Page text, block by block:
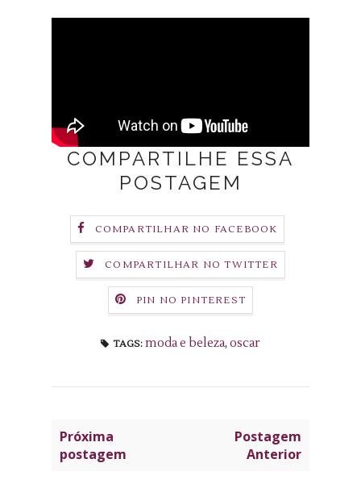
COMPARTILHE ESSA
POSTAGEM
COMPARTILHAR NO FACEBOOK
COMPARTILHAR NO TWITTER
PIN NO PINTEREST
TAGS: moda e beleza, oscar
Próxima
postagem
Postagem
Anterior